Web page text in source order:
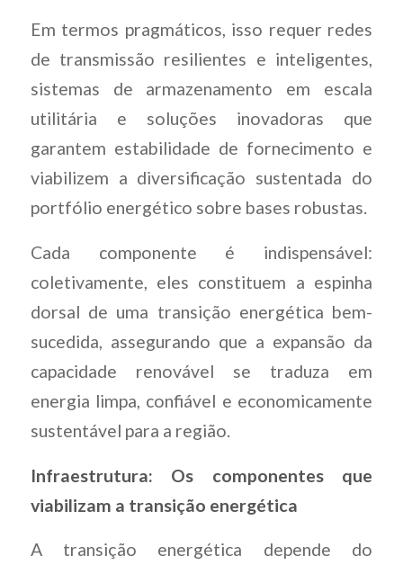
Em termos pragmáticos, isso requer redes
de transmissão resilientes e inteligentes,
sistemas de armazenamento em escala
utilitária e soluções inovadoras que
garantem estabilidade de fornecimento e
viabilizem a diversificação sustentada do
portfólio energético sobre bases robustas.
Cada componente é indispensável:
coletivamente, eles constituem a espinha
dorsal de uma transição energética bem-
sucedida, assegurando que a expansão da
capacidade renovável se traduza em
energia limpa, confiável e economicamente
sustentável para a região.
Infraestrutura: Os componentes que
viabilizam a transição energética
A transição energética depende do